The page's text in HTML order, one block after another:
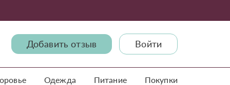
Добавить отзыв Войти
Одежда Питание Покупки